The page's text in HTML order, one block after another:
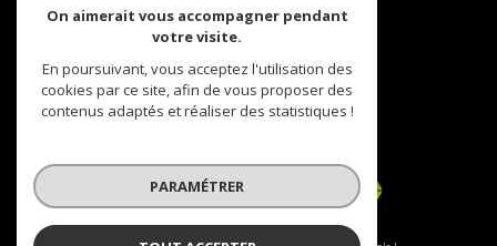
Nous
On aimerait vous accompagner pendant
votre visite.
En poursuivant, vous acceptez l'utilisation des
cookies par ce site, afin de vous proposer des
contenus adaptés et réaliser des statistiques !
PARAMÉTRER